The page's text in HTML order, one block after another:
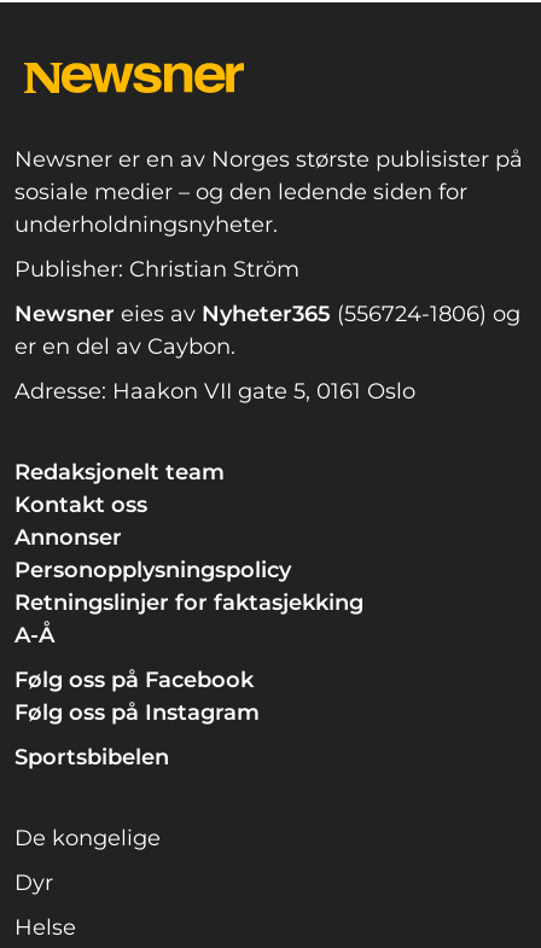
Newsner er en av Norges største publisister på
sosiale medier – og den ledende siden for
underholdningsnyheter.
Publisher: Christian Ström
Newsner eies av Nyheter365 (556724-1806) og
er en del av Caybon.
Adresse: Haakon VII gate 5, 0161 Oslo
Redaksjonelt team
Kontakt oss
Annonser
Personopplysningspolicy
Retningslinjer for faktasjekking
A-Å
Følg oss på Facebook
Følg oss på Instagram
Sportsbibelen
De kongelige
Dyr
Helse